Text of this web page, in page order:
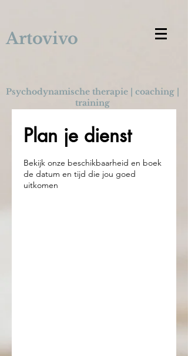
Artovivo
Psychodynamische therapie | coaching |
training
Plan je dienst
Bekijk onze beschikbaarheid en boek
de datum en tijd die jou goed
uitkomen